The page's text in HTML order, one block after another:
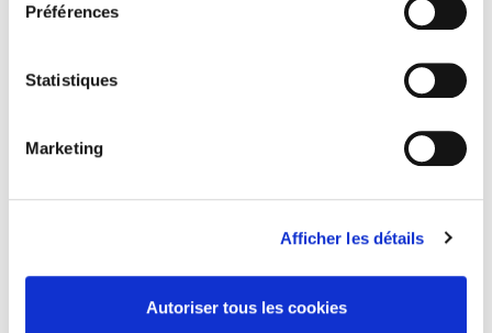
Préférences
Statistiques
Marketing
Afficher les détails
Autoriser tous les cookies
Revue économique 74-1, janvier 2023
et al.